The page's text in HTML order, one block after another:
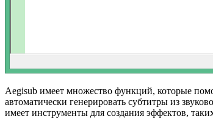
Aegisub имеет множество функций, которые
автоматически генерировать субтитры из
имеет инструменты для создания эффектов,